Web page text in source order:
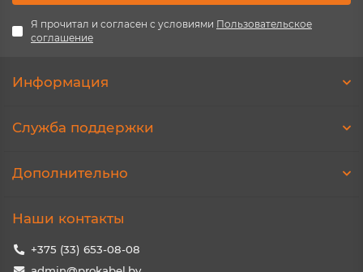
Я прочитал и согласен с условиями Пользовательское
соглашение
Информация
Служба поддержки
Дополнительно
Наши контакты
+375 (33) 653-08-08